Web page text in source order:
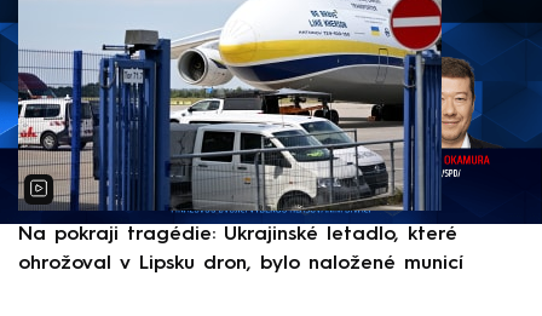
Na pokraji tragédie: Ukrajinské letadlo, které
ohrožoval v Lipsku dron, bylo naložené municí